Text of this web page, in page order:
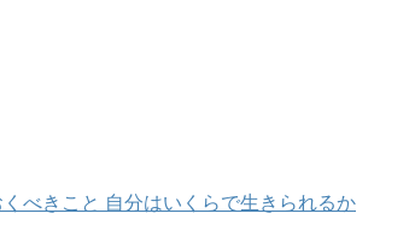
べきこと 自分はいくらで生きられるか